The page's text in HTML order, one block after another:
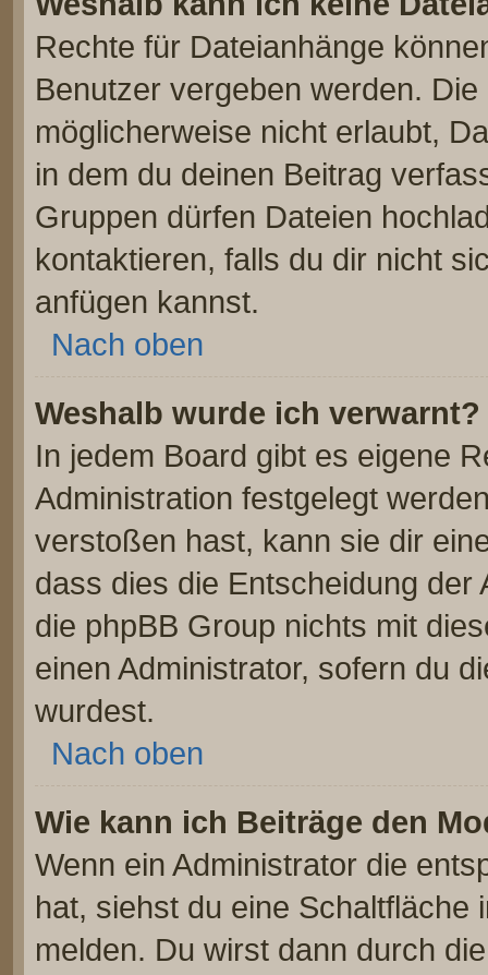
Rechte für Dateianhänge
Benutzer vergeben werden.
möglicherweise nicht erlaubt,
in dem du deinen Beitrag
Gruppen dürfen Dateien
kontaktieren, falls du dir nicht
anfügen kannst.
Nach oben
Weshalb wurde ich verwarnt?
In jedem Board gibt es eigene
Administration festgelegt
verstoßen hast, kann sie dir
dass dies die Entscheidung
die phpBB Group nichts mit
einen Administrator, sofern du
wurdest.
Nach oben
Wie kann ich Beiträge den
Wenn ein Administrator die
hat, siehst du eine
melden. Du wirst dann durch